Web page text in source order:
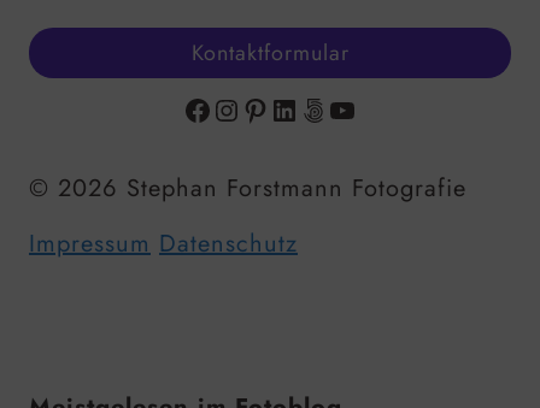
Kontaktformular
Facebook
Instagram
Pinterest
LinkedIn
500px
YouTube
© 2026 Stephan Forstmann Fotografie
Impressum Datenschutz